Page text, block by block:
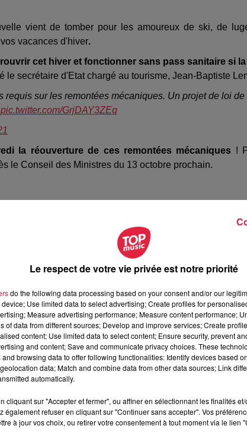
vient de tomber pour les amoureux de ski, de
vacances d'hiver.
cet hiver et fonctionner sans pass sanitaire si la
le secrétaire d'Etat chargé au tourisme, Jean-Baptiste
requis sur les remontées mécaniques. Un projet de loi de
pic.twitter.com/GrjDAY3ZEq
la réouverture de ces remontées mécaniques !
le Conseil des Ministres du 13 octobre prochain.
Le respect de votre vie privée est notre priorité
do the following data processing based on your consent and/or our
Use limited data to select advertising; Create profiles for
Measure advertising performance; Measure content performance;
of data from different sources; Develop and improve services; Create
content; Use limited data to select content; Ensure security, prevent
and content; Save and communicate privacy choices. These
browsing data to offer following functionalities: Identify devices based
data; Match and combine data from other data sources; Link
automatically.
cliquant sur "Accepter et fermer", ou affiner en sélectionnant les finalités
également refuser en cliquant sur "Continuer sans accepter". Vos
à jour vos choix, ou retirer votre consentement à tout moment via le lien